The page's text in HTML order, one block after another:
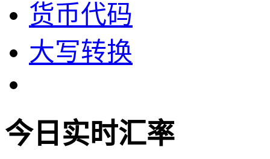
货币代码
大写转换
今日实时汇率